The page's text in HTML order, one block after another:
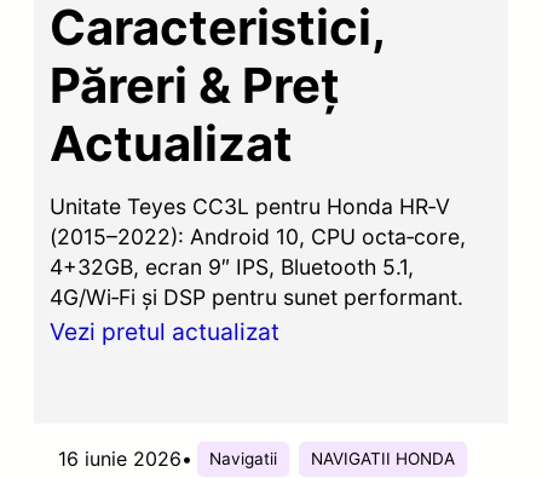
Caracteristici,
Păreri & Preț
Actualizat
Unitate Teyes CC3L pentru Honda HR‑V
(2015–2022): Android 10, CPU octa‑core,
4+32GB, ecran 9″ IPS, Bluetooth 5.1,
4G/Wi‑Fi și DSP pentru sunet performant.
Vezi pretul actualizat
16 iunie 2026• Navigatii NAVIGATII HONDA